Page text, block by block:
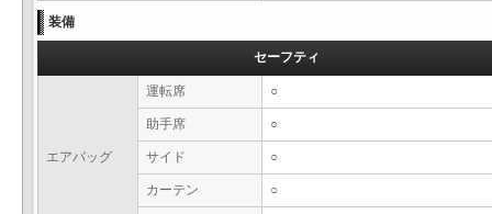
装備
セーフティ
エアバッグ
運転席 ○
助手席 ○
サイド ○
カーテン ○